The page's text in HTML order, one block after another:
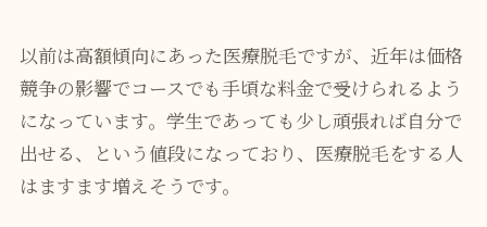
以前は高額傾向にあった医療脱毛ですが、近年は価格
競争の影響でコースでも手頃な料金で受けられるよう
になっています。学生であっても少し頑張れば自分で
出せる、という値段になっており、医療脱毛をする人
はますます増えそうです。